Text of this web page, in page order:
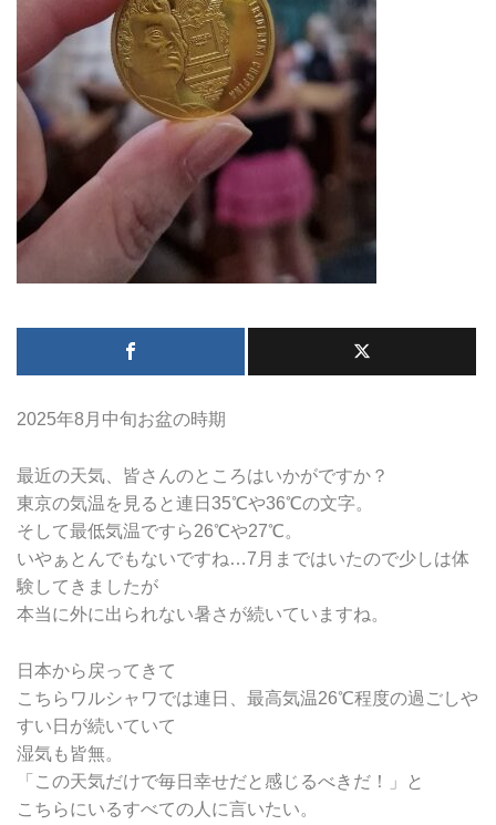
2025年8月中旬お盆の時期
最近の天気、皆さんのところはいかがですか？
東京の気温を見ると連日35℃や36℃の文字。
そして最低気温ですら26℃や27℃。
いやぁとんでもないですね…7月まではいたので少しは体
験してきましたが
本当に外に出られない暑さが続いていますね。
日本から戻ってきて
こちらワルシャワでは連日、最高気温26℃程度の過ごしや
すい日が続いていて
湿気も皆無。
「この天気だけで毎日幸せだと感じるべきだ！」と
こちらにいるすべての人に言いたい。